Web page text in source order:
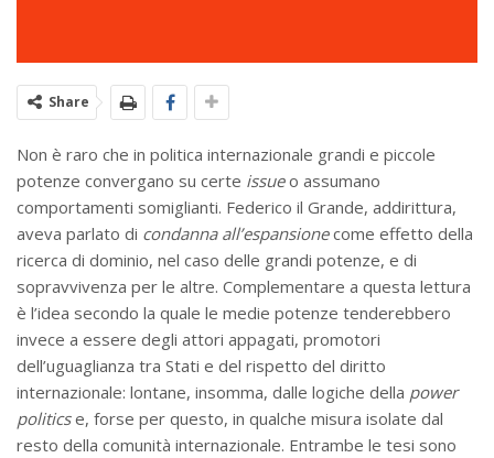
Share
Non è raro che in politica internazionale grandi e piccole
potenze convergano su certe issueo assumano
comportamenti somiglianti. Federico il Grande, addirittura,
aveva parlato di condanna all’espansionecome effetto della
ricerca di dominio, nel caso delle grandi potenze, e di
sopravvivenza per le altre. Complementare a questa lettura
è l’idea secondo la quale le medie potenze tenderebbero
invece a essere degli attori appagati, promotori
dell’uguaglianza tra Stati e del rispetto del diritto
internazionale: lontane, insomma, dalle logiche della power
politicse, forse per questo, in qualche misura isolate dal
resto della comunità internazionale. Entrambe le tesi sono